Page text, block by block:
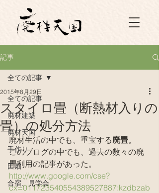
記事
全ての記事
廃材建築
廃材天国
手作り
田畑
合宿、見学会
全ての記事
スタイロ畳（断熱材入りの
畳）の処分方法
2015年8月29日
廃材生活の中でも、重宝する廃畳。
このブログの中でも、過去の数々の廃
畳利用の記事があった。
http://www.google.com/cse?
cx=011723540554389527887:kzdbzab